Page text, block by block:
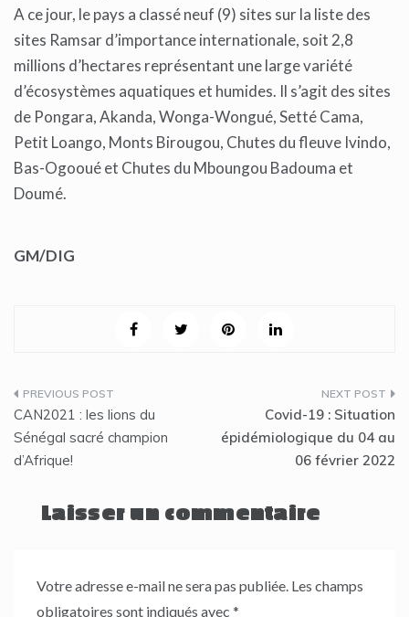
A ce jour, le pays a classé neuf (9) sites sur la liste des
sites Ramsar d’importance internationale, soit 2,8
millions d’hectares représentant une large variété
d’écosystèmes aquatiques et humides. Il s’agit des sites
de Pongara, Akanda, Wonga-Wongué, Setté Cama,
Petit Loango, Monts Birougou, Chutes du fleuve Ivindo,
Bas-Ogooué et Chutes du Mboungou Badouma et
Doumé.
GM/DIG
Navigation
de
l’article
CAN2021 : les lions du
Sénégal sacré champion
d’Afrique!
Covid-19 : Situation
épidémiologique du 04 au
06 février 2022
Laisser un commentaire
Votre adresse e-mail ne sera pas publiée. Les champs
obligatoires sont indiqués avec *